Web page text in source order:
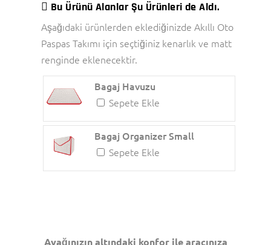
Bu Ürünü Alanlar Şu Ürünleri de Aldı.
Aşağıdaki ürünlerden eklediğinizde Akıllı Oto
Paspas Takımı için seçtiğiniz kenarlık ve matt
renginde eklenecektir.
Bagaj Havuzu
Sepete Ekle
Bagaj Organizer Small
Sepete Ekle
Ayağınızın altındaki konfor ile aracınıza